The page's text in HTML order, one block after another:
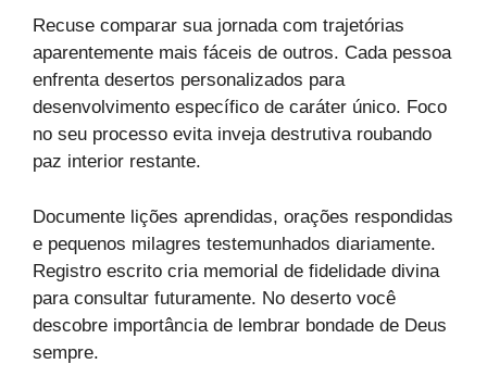
Recuse comparar sua jornada com trajetórias
aparentemente mais fáceis de outros. Cada pessoa
enfrenta desertos personalizados para
desenvolvimento específico de caráter único. Foco
no seu processo evita inveja destrutiva roubando
paz interior restante.
Documente lições aprendidas, orações respondidas
e pequenos milagres testemunhados diariamente.
Registro escrito cria memorial de fidelidade divina
para consultar futuramente. No deserto você
descobre importância de lembrar bondade de Deus
sempre.